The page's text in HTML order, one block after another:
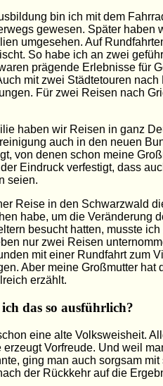
bin ich mit dem
gewesen. Später haben
umgesehen. Auf
So habe ich an zwei
prägende Erlebnisse für
mit zwei Städtetouren
Für zwei Reisen nach
haben wir Reisen in ganz
auch in den neuen
von denen schon meine
Eindruck verfestigt, dass
seien.
Reise in den Schwarzwald
habe, um die Veränderung
besucht hatten, musste
nur zwei Reisen
mit einer Rundfahrt zum
Aber meine Großmutter hat
erzählt.
das so ausführlich?
eine alte Volksweisheit.
Vorfreude. Und weil
ging man auch sorgsam
der Rückkehr auf die